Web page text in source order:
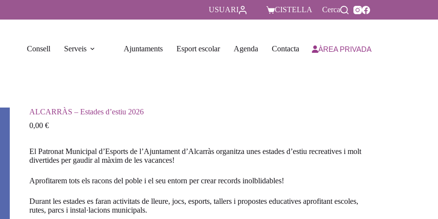
USUARI CISTELLA Cerca
Consell Serveis Ajuntaments Esport escolar Agenda Contacta ÀREA PRIVADA
ALCARRÀS – Estades d’estiu 2026
0,00 €
El Patronat Municipal d’Esports de l’Ajuntament d’Alcarràs organitza unes estades d’estiu recreatives i molt
divertides per gaudir al màxim de les vacances!
Aprofitarem tots els racons del poble i el seu entorn per crear records inolblidables!
Durant les estades es faran activitats de lleure, jocs, esports, tallers i propostes educatives aprofitant escoles,
rutes, parcs i instal·lacions municipals.